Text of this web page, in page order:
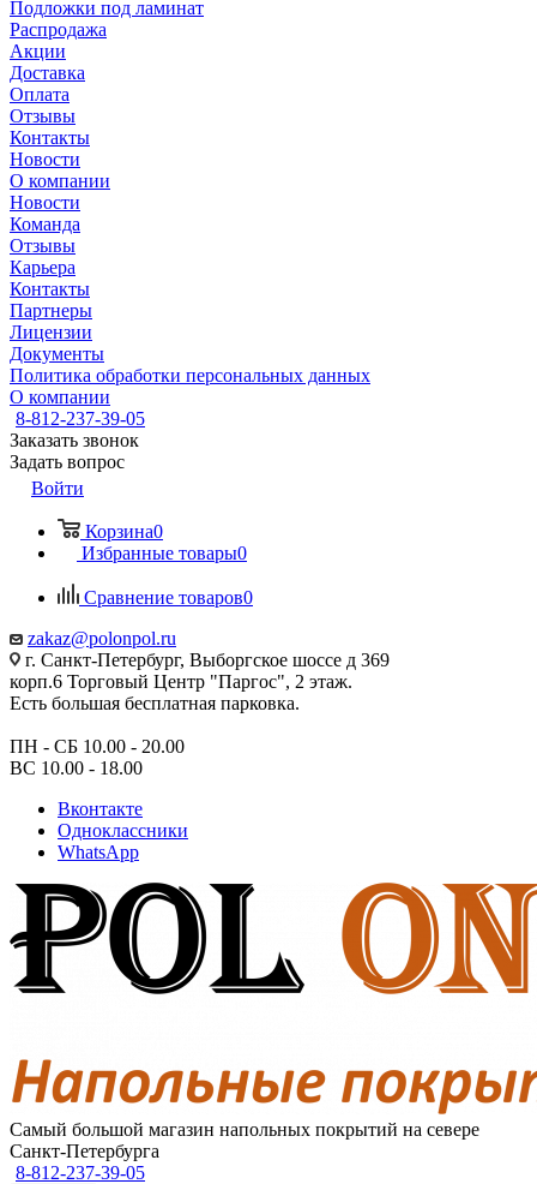
Подложки под ламинат
Распродажа
Акции
Доставка
Оплата
Отзывы
Контакты
Новости
О компании
Новости
Команда
Отзывы
Карьера
Контакты
Партнеры
Лицензии
Документы
Политика обработки персональных данных
О компании
8-812-237-39-05
Заказать звонок
Задать вопрос
Войти
Корзина0
Избранные товары0
Сравнение товаров0
zakaz@polonpol.ru
г. Санкт-Петербург, Выборгское шоссе д 369
корп.6 Торговый Центр "Паргос", 2 этаж.
Есть большая бесплатная парковка.
ПН - СБ 10.00 - 20.00
ВС 10.00 - 18.00
Вконтакте
Одноклассники
WhatsApp
Самый большой магазин напольных покрытий на севере
Санкт-Петербурга
8-812-237-39-05